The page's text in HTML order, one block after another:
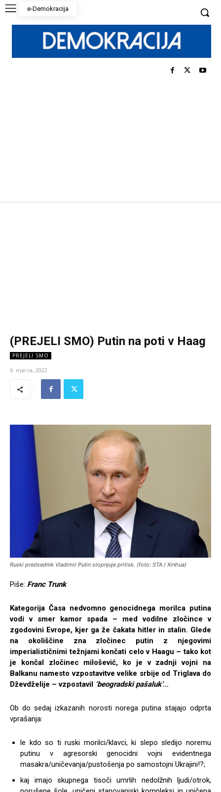
e-Demokracija
(PREJELI SMO) Putin na poti v Haag
PREJELI SMO
6. marca, 2022
Ruski predsednik Vladimir Putin stopnjuje pritisk. (foto: STA / Xinhua)
Piše: Franc Trunk
Kategorija Časa nedvomno genocidnega morilca putina
vodi v smer kamor spada – med vodilne zločince v
zgodovini Evrope, kjer ga že čakata hitler in stalin. Glede
na okoliščine zna zločinec putin z njegovimi
imperialističnimi težnjami končati celo v Haagu – tako kot
je končal zločinec milošević, ko je v zadnji vojni na
Balkanu namesto vzpostavitve velike srbije od Triglava do
Dževdželije – vzpostavil ‘beogradski pašaluk’…
Ob do sedaj izkazanih norosti norega putina stajajo odprta
vprašanja:
le kdo so ti ruski morilci/klavci, ki slepo sledijo noremu
putinu v agresorski genocidni vojni evidentnega
masakra/uničevanja/pustošenja po samostojni Ukrajini!?;
kaj imajo skupnega tisoči umrlih nedolžnih ljudi/otrok,